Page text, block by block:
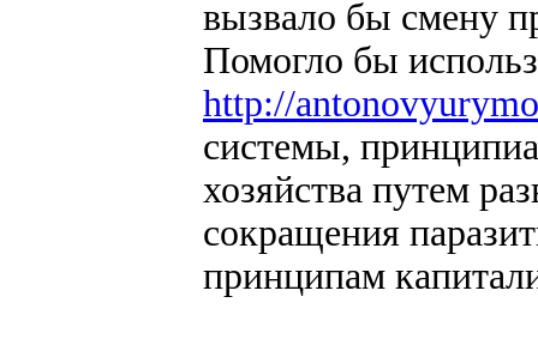
вызвало бы смену
Помогло бы
http://
системы,
хозяйства путем
сокращения
принципам